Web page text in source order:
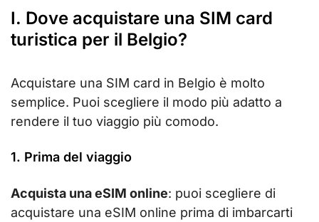
I. Dove acquistare una SIM card
turistica per il Belgio?
Acquistare una SIM card in Belgio è molto
semplice. Puoi scegliere il modo più adatto a
rendere il tuo viaggio più comodo.
1. Prima del viaggio
Acquista una eSIM online: puoi scegliere di
acquistare una eSIM online prima di imbarcarti